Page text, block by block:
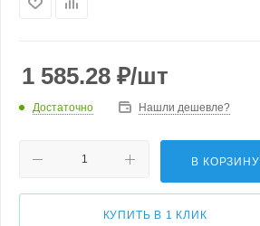
1 585.28 ₽/шт
Достаточно Нашли дешевле?
В КОРЗИНУ
КУПИТЬ В 1 КЛИК